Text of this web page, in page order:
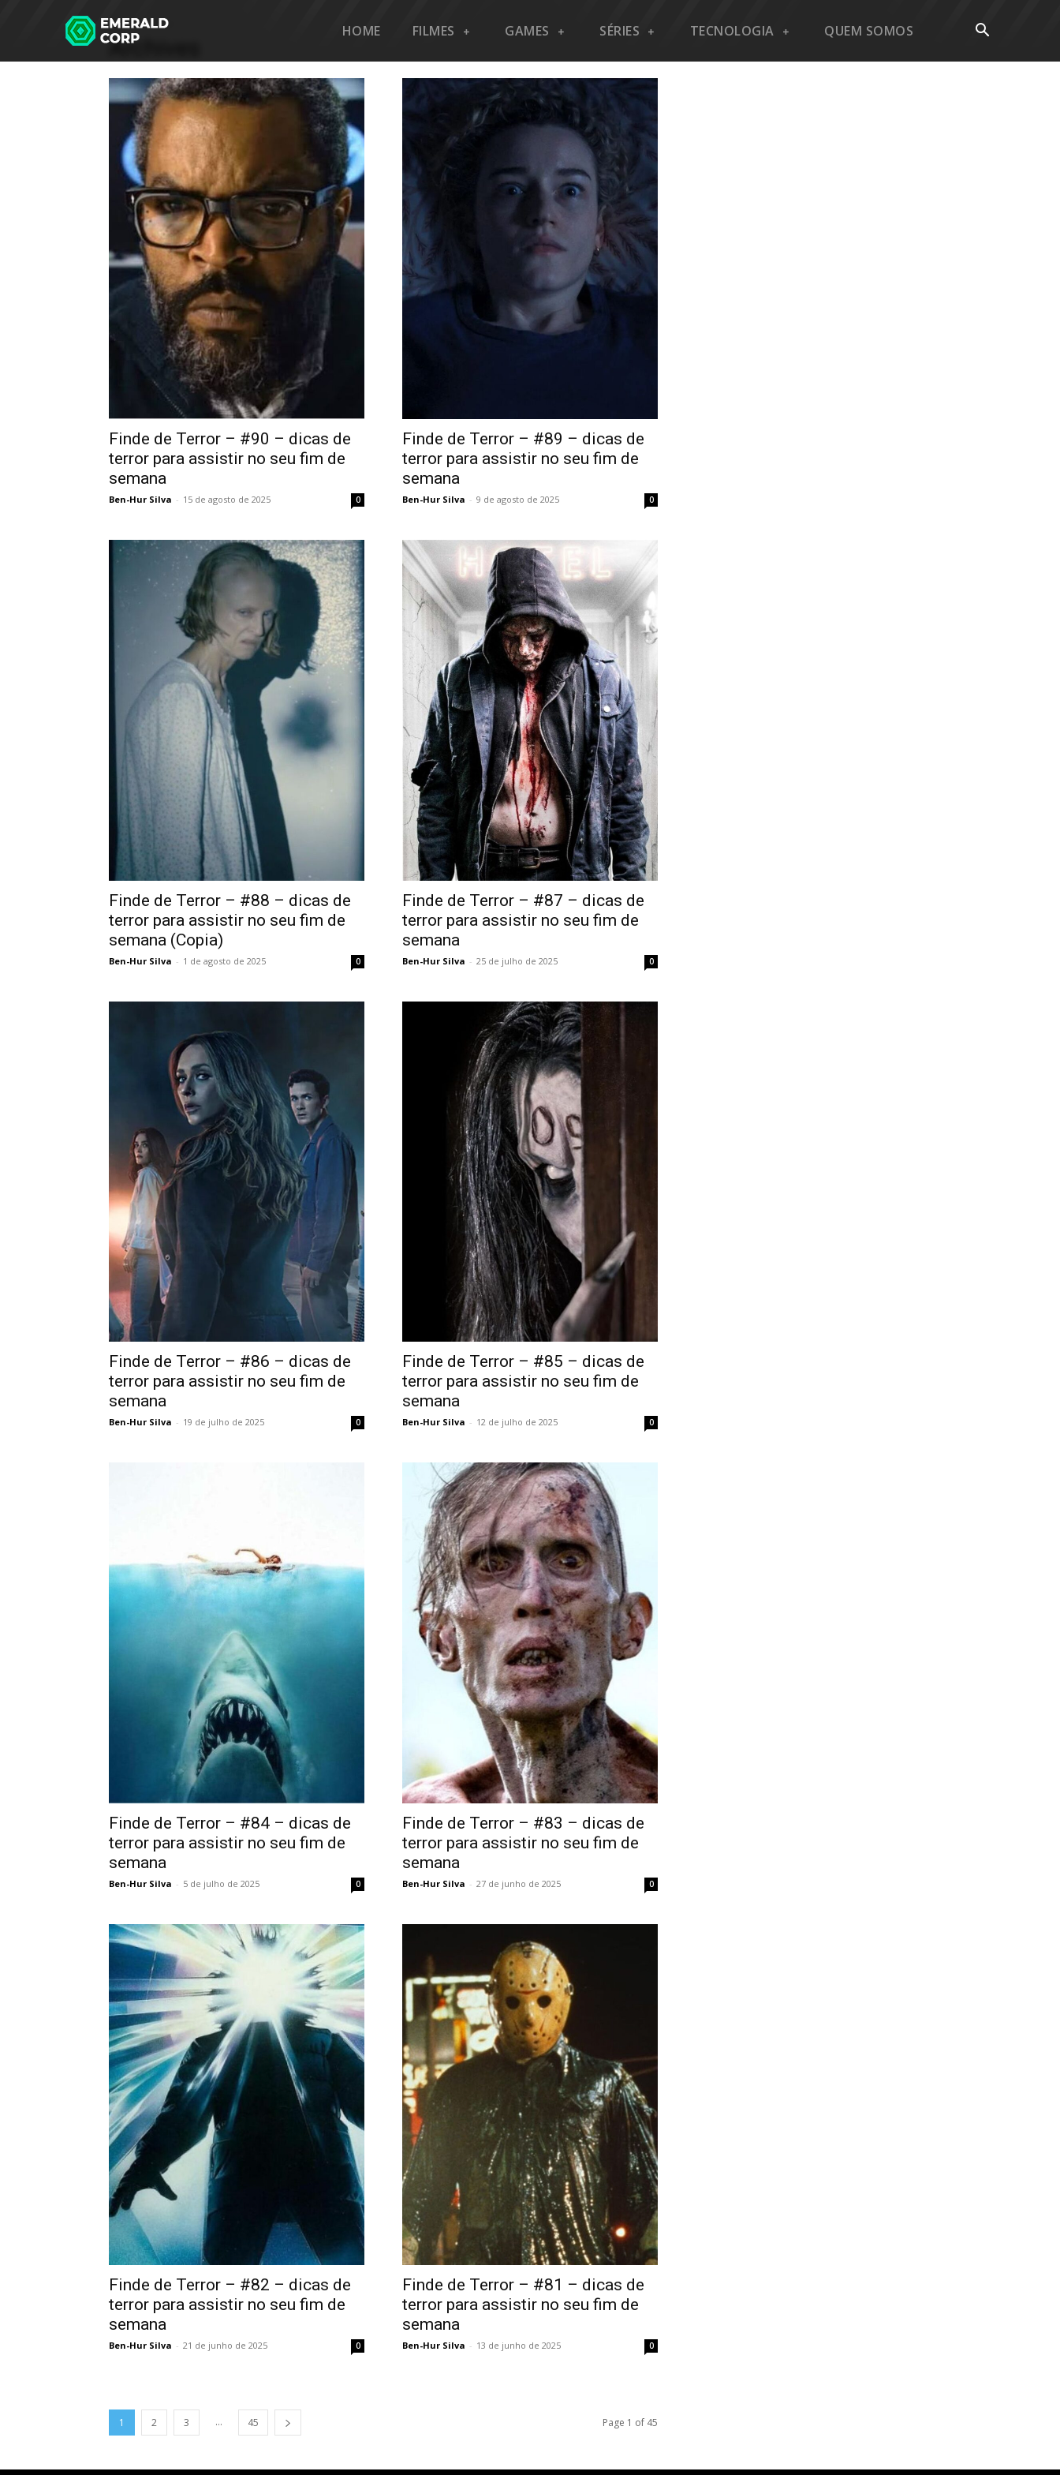
HOME FILMES GAMES SÉRIES TECNOLOGIA QUEM SOMOS
Home 2025
Archives
Finde de Terror – #90 – dicas de
terror para assistir no seu fim de
semana
Ben-Hur Silva - 15 de agosto de 2025 0
Finde de Terror – #89 – dicas de
terror para assistir no seu fim de
semana
Ben-Hur Silva - 9 de agosto de 2025 0
Finde de Terror – #88 – dicas de
terror para assistir no seu fim de
semana (Copia)
Ben-Hur Silva - 1 de agosto de 2025 0
Finde de Terror – #87 – dicas de
terror para assistir no seu fim de
semana
Ben-Hur Silva - 25 de julho de 2025 0
Finde de Terror – #86 – dicas de
terror para assistir no seu fim de
semana
Ben-Hur Silva - 19 de julho de 2025 0
Finde de Terror – #85 – dicas de
terror para assistir no seu fim de
semana
Ben-Hur Silva - 12 de julho de 2025 0
Finde de Terror – #84 – dicas de
terror para assistir no seu fim de
semana
Ben-Hur Silva - 5 de julho de 2025 0
Finde de Terror – #83 – dicas de
terror para assistir no seu fim de
semana
Ben-Hur Silva - 27 de junho de 2025 0
Finde de Terror – #82 – dicas de
terror para assistir no seu fim de
semana
Ben-Hur Silva - 21 de junho de 2025 0
Finde de Terror – #81 – dicas de
terror para assistir no seu fim de
semana
Ben-Hur Silva - 13 de junho de 2025 0
1 2 3 ... 45 Page 1 of 45